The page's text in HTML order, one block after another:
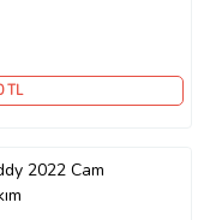
TL
2022 Cam